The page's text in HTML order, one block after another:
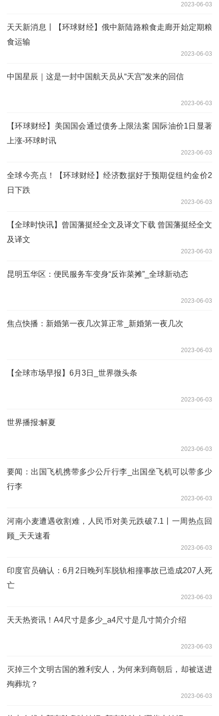
2023-06-03
天天新消息丨【环球财经】俄中新陆路粮食走廊开始定期粮
食运输
2023-06-03
中国星辰｜这是一封中国航天员从“天宫”发来的回信
2023-06-03
【环球财经】美国国会通过债务上限法案 国际油价1日显著
上涨-环球时讯
2023-06-03
全球今亮点！【环球财经】经济数据好于预期促纽约金价2
日下跌
2023-06-03
【全球时快讯】曾国藩挺经全文及译文下载 曾国藩挺经全文
及译文
2023-06-03
昆明五华区：便民服务车变身“反诈菜摊”_全球新动态
2023-06-03
焦点快播：新婚第一夜几次算正常_新婚第一夜几次
2023-06-03
【全球市场早报】6月3日_世界微头条
2023-06-03
世界播报:解夏
2023-06-03
要闻：出国飞机携带多少公斤行李_出国坐飞机可以带多少
行李
2023-06-03
河南小麦遭遇收割难，人民币对美元跌破7.1丨一周热点回
顾_天天速看
2023-06-03
印度官员确认：6月2日晚列车脱轨相撞事故已造成207人死
亡
2023-06-03
天天热资讯！A4尺寸是多少_a4尺寸是几寸简介介绍
2023-06-03
灭掉三个文明古国的雅利安人，为何来到商朝后，却被送进
殉葬坑？
2023-06-03